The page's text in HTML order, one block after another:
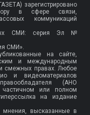
зарегистрировано
в сфере связи,
коммуникаций
СМИ: серия Эл №
СМИ».
на сайте,
и международным
смежных правах. Любое
и видеоматериалов
(АНО
или полном
на издание
мнения, высказанные в